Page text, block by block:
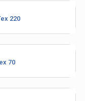
de Linhas
220
70